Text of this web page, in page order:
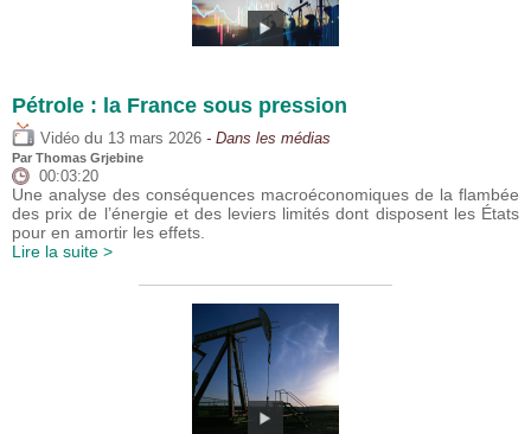
Pétrole : la France sous pression
Vidéo du 13 mars 2026 - Dans les médias
Par Thomas Grjebine
00:03:20
Une analyse des conséquences macroéconomiques de la flambée
des prix de l’énergie et des leviers limités dont disposent les États
pour en amortir les effets.
Lire la suite >